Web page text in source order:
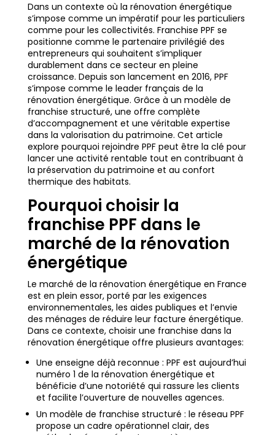
Dans un contexte où la rénovation énergétique
s’impose comme un impératif pour les particuliers
comme pour les collectivités. Franchise PPF se
positionne comme le partenaire privilégié des
entrepreneurs qui souhaitent s’impliquer
durablement dans ce secteur en pleine
croissance. Depuis son lancement en 2016, PPF
s’impose comme le leader français de la
rénovation énergétique. Grâce à un modèle de
franchise structuré, une offre complète
d’accompagnement et une véritable expertise
dans la valorisation du patrimoine. Cet article
explore pourquoi rejoindre PPF peut être la clé pour
lancer une activité rentable tout en contribuant à
la préservation du patrimoine et au confort
thermique des habitats.
Pourquoi choisir la
franchise PPF dans le
marché de la rénovation
énergétique
Le marché de la rénovation énergétique en France
est en plein essor, porté par les exigences
environnementales, les aides publiques et l’envie
des ménages de réduire leur facture énergétique.
Dans ce contexte, choisir une franchise dans la
rénovation énergétique offre plusieurs avantages:
Une enseigne déjà reconnue : PPF est aujourd’hui
numéro 1 de la rénovation énergétique et
bénéficie d’une notoriété qui rassure les clients
et facilite l’ouverture de nouvelles agences.
Un modèle de franchise structuré : le réseau PPF
propose un cadre opérationnel clair, des